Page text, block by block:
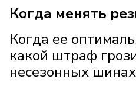
Когда менять
Когда ее
какой штраф
несезонных шинах